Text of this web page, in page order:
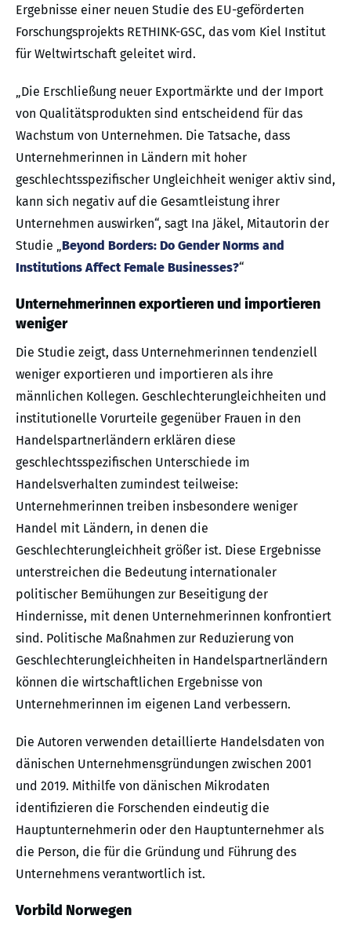
Ergebnisse einer neuen Studie des EU-geförderten
Forschungsprojekts RETHINK-GSC, das vom Kiel Institut
für Weltwirtschaft geleitet wird.
„Die Erschließung neuer Exportmärkte und der Import
von Qualitätsprodukten sind entscheidend für das
Wachstum von Unternehmen. Die Tatsache, dass
Unternehmerinnen in Ländern mit hoher
geschlechtsspezifischer Ungleichheit weniger aktiv sind,
kann sich negativ auf die Gesamtleistung ihrer
Unternehmen auswirken“, sagt Ina Jäkel, Mitautorin der
Studie „ Beyond Borders: Do Gender Norms and
Institutions Affect Female Businesses?“
Unternehmerinnen exportieren und importieren
weniger
Die Studie zeigt, dass Unternehmerinnen tendenziell
weniger exportieren und importieren als ihre
männlichen Kollegen. Geschlechterungleichheiten und
institutionelle Vorurteile gegenüber Frauen in den
Handelspartnerländern erklären diese
geschlechtsspezifischen Unterschiede im
Handelsverhalten zumindest teilweise:
Unternehmerinnen treiben insbesondere weniger
Handel mit Ländern, in denen die
Geschlechterungleichheit größer ist. Diese Ergebnisse
unterstreichen die Bedeutung internationaler
politischer Bemühungen zur Beseitigung der
Hindernisse, mit denen Unternehmerinnen konfrontiert
sind. Politische Maßnahmen zur Reduzierung von
Geschlechterungleichheiten in Handelspartnerländern
können die wirtschaftlichen Ergebnisse von
Unternehmerinnen im eigenen Land verbessern.
Die Autoren verwenden detaillierte Handelsdaten von
dänischen Unternehmensgründungen zwischen 2001
und 2019. Mithilfe von dänischen Mikrodaten
identifizieren die Forschenden eindeutig die
Hauptunternehmerin oder den Hauptunternehmer als
die Person, die für die Gründung und Führung des
Unternehmens verantwortlich ist.
Vorbild Norwegen